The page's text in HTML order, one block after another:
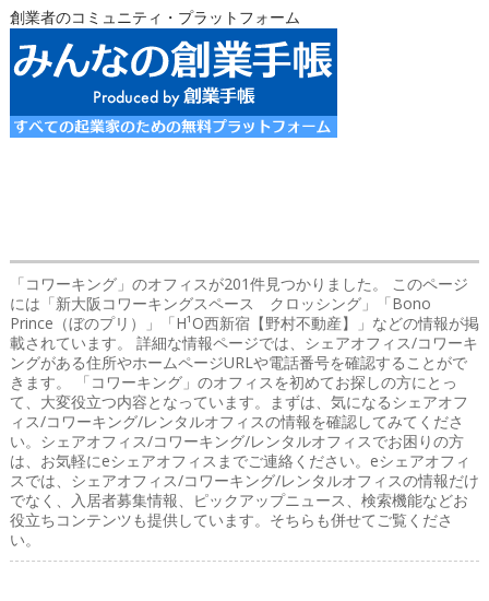
創業者のコミュニティ・プラットフォーム
「コワーキング」のオフィスが201件見つかりました。 このページ
には「新大阪コワーキングスペース クロッシング」「Bono
Prince（ぼのプリ）」「H¹O西新宿【野村不動産】」などの情報が掲
載されています。 詳細な情報ページでは、シェアオフィス/コワーキ
ングがある住所やホームページURLや電話番号を確認することがで
きます。 「コワーキング」のオフィスを初めてお探しの方にとっ
て、大変役立つ内容となっています。まずは、気になるシェアオフ
ィス/コワーキング/レンタルオフィスの情報を確認してみてくださ
い。シェアオフィス/コワーキング/レンタルオフィスでお困りの方
は、お気軽にeシェアオフィスまでご連絡ください。eシェアオフィ
スでは、シェアオフィス/コワーキング/レンタルオフィスの情報だけ
でなく、入居者募集情報、ピックアップニュース、検索機能などお
役立ちコンテンツも提供しています。そちらも併せてご覧くださ
い。